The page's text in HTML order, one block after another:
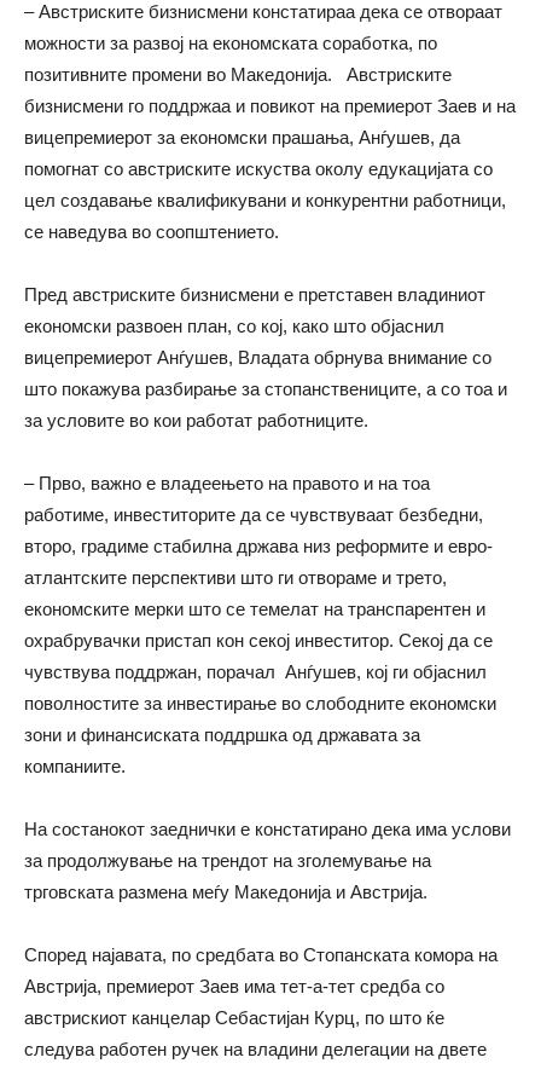
– Австриските бизнисмени констатираа дека се отвораат
можности за развој на економската соработка, по
позитивните промени во Македонија. Австриските
бизнисмени го поддржаа и повикот на премиерот Заев и на
вицепремиерот за економски прашања, Анѓушев, да
помогнат со австриските искуства околу едукацијата со
цел создавање квалификувани и конкурентни работници,
се наведува во соопштението.
Пред австриските бизнисмени е претставен владиниот
економски развоен план, со кој, како што објаснил
вицепремиерот Анѓушев, Владата обрнува внимание со
што покажува разбирање за стопанствениците, а со тоа и
за условите во кои работат работниците.
– Прво, важно е владеењето на правото и на тоа
работиме, инвеститорите да се чувствуваат безбедни,
второ, градиме стабилна држава низ реформите и евро-
атлантските перспективи што ги отвораме и трето,
економските мерки што се темелат на транспарентен и
охрабрувачки пристап кон секој инвеститор. Секој да се
чувствува поддржан, порачал Анѓушев, кој ги објаснил
поволностите за инвестирање во слободните економски
зони и финансиската поддршка од државата за
компаниите.
На состанокот заеднички е констатирано дека има услови
за продолжување на трендот на зголемување на
трговската размена меѓу Македонија и Австрија.
Според најавата, по средбата во Стопанската комора на
Австрија, премиерот Заев има тет-а-тет средба со
австрискиот канцелар Себастијан Курц, по што ќе
следува работен ручек на владини делегации на двете